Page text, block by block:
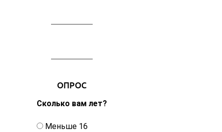
ОПРОС
Сколько вам лет?
В Меньше 16